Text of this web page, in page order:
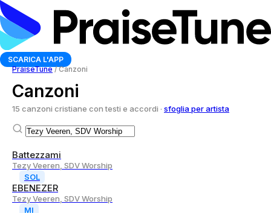
SCARICA L'APP
PraiseTune / Canzoni
Canzoni
15 canzoni cristiane con testi e accordi · sfoglia per artista
Battezzami
Tezy Veeren, SDV Worship
SOL
EBENEZER
Tezy Veeren, SDV Worship
MI